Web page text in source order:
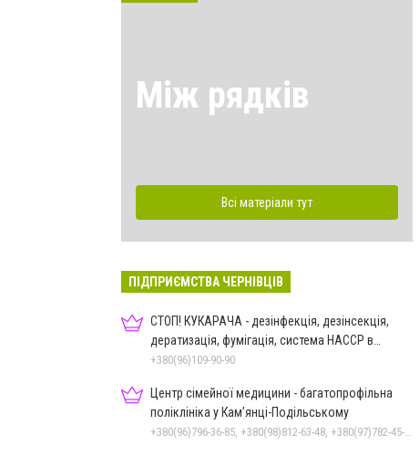
Між рядків
Всі матеріали тут
ПІДПРИЄМСТВА ЧЕРНІВЦІВ
СТОП! КУКАРАЧА - дезінфекція, дезінсекція,
дератизація, фумігація, система HACCP в
Чернівцях
+380(96)109-90-90
Центр сімейної медицини - багатопрофільна
поліклініка у Кам’янці-Подільському